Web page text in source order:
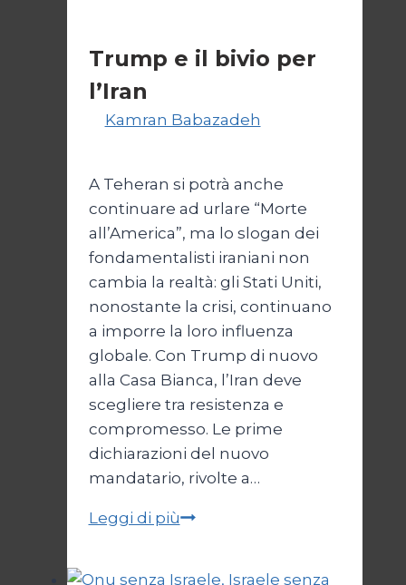
giustificazione
Trump e il bivio per
l’Iran
Kamran Babazadeh
A Teheran si potrà anche
continuare ad urlare “Morte
all’America”, ma lo slogan dei
fondamentalisti iraniani non
cambia la realtà: gli Stati Uniti,
nonostante la crisi, continuano
a imporre la loro influenza
globale. Con Trump di nuovo
alla Casa Bianca, l’Iran deve
scegliere tra resistenza e
compromesso. Le prime
dichiarazioni del nuovo
mandatario, rivolte a…
Leggi di piùTrump